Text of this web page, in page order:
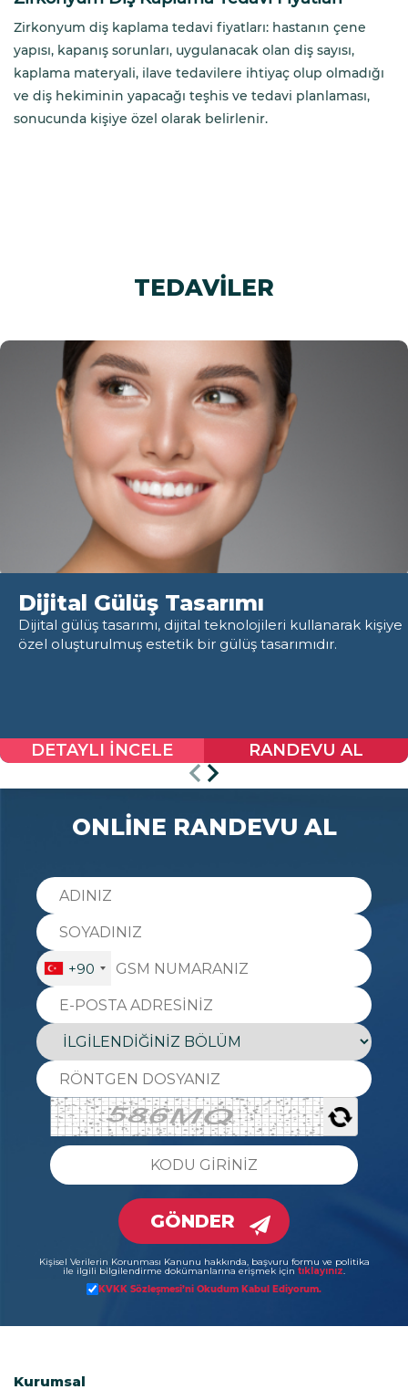
Zirkonyum diş kaplama tedavi fiyatları: hastanın çene
yapısı, kapanış sorunları, uygulanacak olan diş sayısı,
kaplama materyali, ilave tedavilere ihtiyaç olup olmadığı
ve diş hekiminin yapacağı teşhis ve tedavi planlaması,
sonucunda kişiye özel olarak belirlenir.
TEDAVİLER
Dijital Gülüş Tasarımı
Dijital gülüş tasarımı, dijital teknolojileri kullanarak kişiye
özel oluşturulmuş estetik bir gülüş tasarımıdır.
DETAYLI İNCELE RANDEVU AL
ONLİNE RANDEVU AL
+90
GÖNDER
Kişisel Verilerin Korunması Kanunu hakkında, başvuru formu ve politika
ile ilgili bilgilendirme dokümanlarına erişmek için tıklayınız.
KVKK Sözleşmesi’ni Okudum Kabul Ediyorum.
Kurumsal